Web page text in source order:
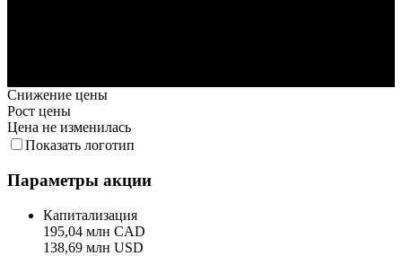
Снижение цены
Рост цены
Цена не изменилась
Показать логотип
Параметры акции
Капитализация
195,04 млн CAD
138,69 млн USD